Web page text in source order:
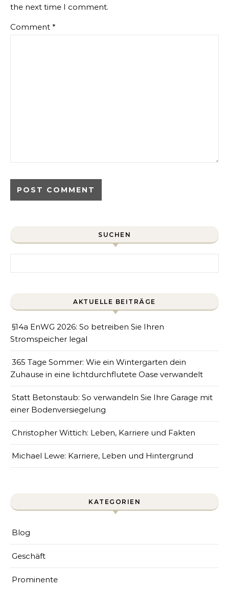
the next time I comment.
Comment *
SUCHEN
AKTUELLE BEITRÄGE
§14a EnWG 2026: So betreiben Sie Ihren
Stromspeicher legal
365 Tage Sommer: Wie ein Wintergarten dein
Zuhause in eine lichtdurchflutete Oase verwandelt
Statt Betonstaub: So verwandeln Sie Ihre Garage mit
einer Bodenversiegelung
Christopher Wittich: Leben, Karriere und Fakten
Michael Lewe: Karriere, Leben und Hintergrund
KATEGORIEN
Blog
Geschäft
Prominente